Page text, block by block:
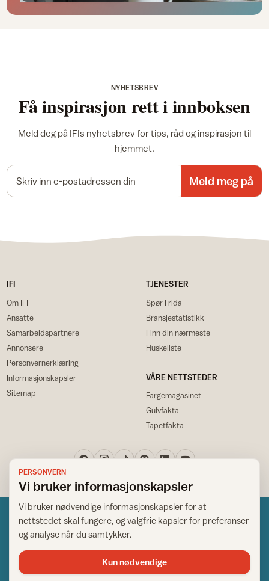
NYHETSBREV
Få inspirasjon rett i innboksen
Meld deg på IFIs nyhetsbrev for tips, råd og inspirasjon til
hjemmet.
Meld meg på
IFI
Om IFI
Ansatte
Samarbeidspartnere
Annonsere
Personvernerklæring
Informasjonskapsler
Sitemap
TJENESTER
Spør Frida
Bransjestatistikk
Finn din nærmeste
Huskeliste
VÅRE NETTSTEDER
Fargemagasinet
Gulvfakta
Tapetfakta
Norsk råd for hjem og bygg
PERSONVERN
Vi bruker informasjonskapsler
Vi bruker nødvendige informasjonskapsler for at
nettstedet skal fungere, og valgfrie kapsler for preferanser
og analyse når du samtykker.
Kun nødvendige